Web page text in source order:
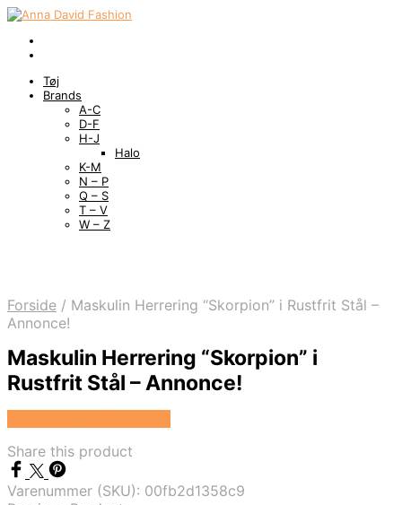
Tøj
Brands
A-C
D-F
H-J
Halo
K-M
N – P
Q – S
T – V
W – Z
Forside / Maskulin Herrering “Skorpion” i Rustfrit Stål –
Annonce!
Maskulin Herrering “Skorpion” i
Rustfrit Stål – Annonce!
Share this product
Varenummer (SKU): 00fb2d1358c9